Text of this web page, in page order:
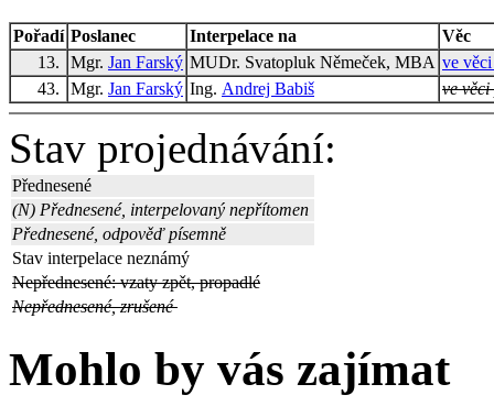
Pořadí Poslanec Interpelace na
Věc
13.
Mgr. Jan Farský MUDr. Svatopluk Němeček, MBA ve
43.
Mgr. Jan Farský Ing. Andrej Babiš ve
Stav projednávání:
Přednesené
(N) Přednesené, interpelovaný nepřítomen
Přednesené, odpověď písemně
Stav interpelace neznámý
Nepřednesené: vzaty zpět, propadlé
Nepřednesené, zrušené
Mohlo by vás zajímat